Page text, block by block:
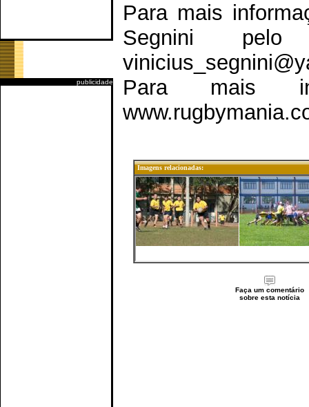
publicidade
Para mais
Segnini
Para mais
Imagens relacionadas:
Faça um comentário
sobre esta notícia